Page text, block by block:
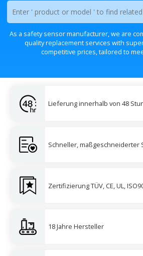
As a safety sensor manufacturer, we are
quality replacement services with
competitive prices, tailored to
Lieferung innerhalb von 48
Schneller, maßgeschneiderter
Zertifizierung TÜV, CE, UL,
18 Jahre Hersteller